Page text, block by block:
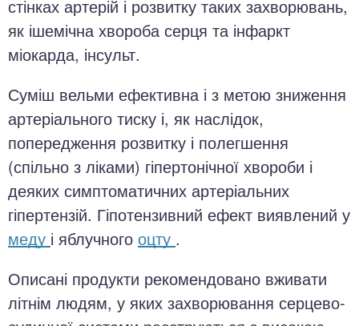
стінках артерій і розвитку таких захворювань,
як ішемічна хвороба серця та інфаркт
міокарда, інсульт.
Суміш вельми ефективна і з метою зниження
артеріального тиску і, як наслідок,
попередження розвитку і полегшення
(спільно з ліками) гіпертонічної хвороби і
деяких симптоматичних артеріальних
гіпертензій. Гіпотензивний ефект виявлений у
меду і яблучного оцту .
Описані продукти рекомендовано вживати
літнім людям, у яких захворювання серцево-